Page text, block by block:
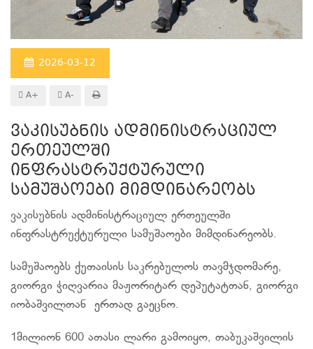
2026-03-12
A+ A-
ვაკისუბნის ადმინისტრაციულ
ერთეულში
ინფრასტრუქტურული
სამუშაოები მიმდინარეობს
ვაკისუბნის ადმინისტრაციულ ერთეულში
ინფრასტრუქტურული სამუშაოები მიმდინარეობს.
სამუშაოებს ქუთაისის საკრებულოს თავმჯდომარე,
გიორგი ჭიღვარია მაჟორიტარ დეპუტატთან, გიორგი
იობაშვილთან ერთად გაეცნო.
1მილიონ 600 ათასი ლარი გამოიყო, თაბუკაშვილის